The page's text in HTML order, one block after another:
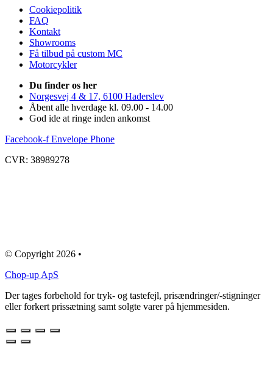
Cookiepolitik
FAQ
Kontakt
Showrooms
Få tilbud på custom MC
Motorcykler
Du finder os her
Norgesvej 4 & 17, 6100 Haderslev
Åbent alle hverdage kl. 09.00 - 14.00
God ide at ringe inden ankomst
Facebook-f Envelope Phone
CVR: 38989278
© Copyright 2026 •
Chop-up ApS
Der tages forbehold for tryk- og tastefejl, prisændringer/-stigninger
eller forkert prissætning samt solgte varer på hjemmesiden.